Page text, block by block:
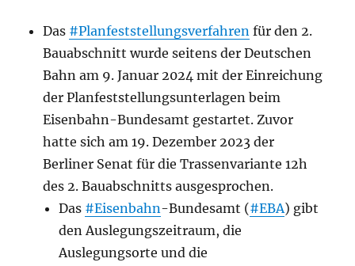
Das #Planfeststellungsverfahren für den 2.
Bauabschnitt wurde seitens der Deutschen
Bahn am 9. Januar 2024 mit der Einreichung
der Planfeststellungsunterlagen beim
Eisenbahn-Bundesamt gestartet. Zuvor
hatte sich am 19. Dezember 2023 der
Berliner Senat für die Trassenvariante 12h
des 2. Bauabschnitts ausgesprochen.
Das #Eisenbahn-Bundesamt (#EBA) gibt
den Auslegungszeitraum, die
Auslegungsorte und die